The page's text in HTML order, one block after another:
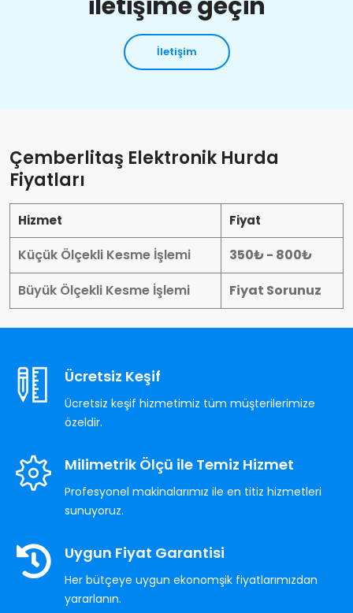
İletişim
Çemberlitaş Elektronik Hurda
Fiyatları
Hizmet Fiyat
Küçük Ölçekli Kesme İşlemi
350₺ - 800₺
Büyük Ölçekli Kesme İşlemi
Fiyat Sorunuz
Ücretsiz Keşif
Ücretsiz keşif hizmetimiz tüm müşterilerimize
özeldir.
Milimetrik Ölçü ile Temiz Hizmet
Profesyonel makinalarımız ile en titiz hizmetleri
sunuyoruz.
Uygun Fiyat Garantisi
Her bütçeye uygun ekonomşik fiyatlarımızdan
yararlanın.